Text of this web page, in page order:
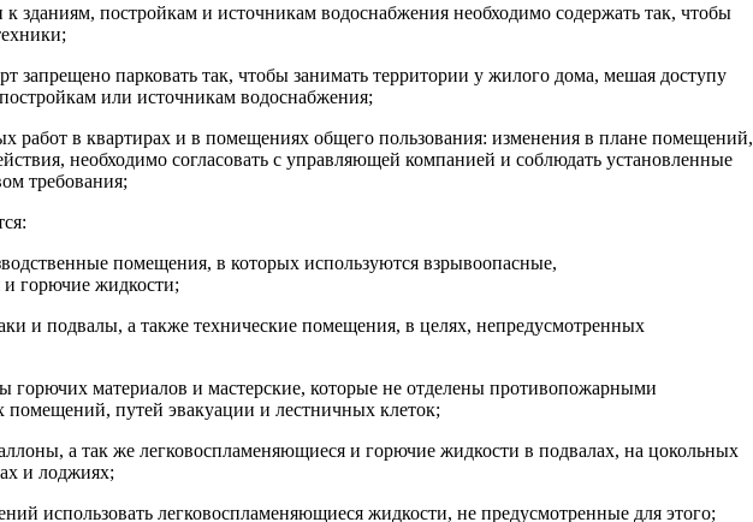
зданиям, постройкам и источникам водоснабжения необходимо содержать так, чтобы
запрещено парковать так, чтобы занимать территории у жилого дома, мешая доступу
или источникам водоснабжения;
работ в квартирах и в помещениях общего пользования: изменения в плане помещений,
необходимо согласовать с управляющей компанией и соблюдать установленные
требования;
помещения, в которых используются взрывоопасные,
горючие жидкости;
и подвалы, а также технические помещения, в целях, непредусмотренных
горючих материалов и мастерские, которые не отделены противопожарными
помещений, путей эвакуации и лестничных клеток;
а так же легковоспламеняющиеся и горючие жидкости в подвалах, на цокольных
и лоджиях;
использовать легковоспламеняющиеся жидкости, не предусмотренные для этого;